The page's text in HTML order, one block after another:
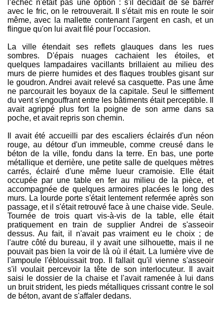
l’échec n'était pas une option : s'il décidait de se barrer
avec le fric, on le retrouverait. Il s'était mis en route le soir
même, avec la mallette contenant l'argent en cash, et un
flingue qu'on lui avait filé pour l'occasion.
La ville étendait ses reflets glauques dans les rues
sombres. D'épais nuages cachaient les étoiles, et
quelques lampadaires vacillants brillaient au milieu des
murs de pierre humides et des flaques troubles gisant sur
le goudron. Andrei avait relevé sa casquette. Pas une âme
ne parcourait les boyaux de la capitale. Seul le sifflement
du vent s'engouffrant entre les bâtiments était perceptible. Il
avait agrippé plus fort la poigne de son arme dans sa
poche, et avait repris son chemin.
Il avait été accueilli par des escaliers éclairés d'un néon
rouge, au détour d'un immeuble, comme creusé dans le
béton de la ville, fondu dans la terre. En bas, une porte
métallique et derrière, une petite salle de quelques mètres
carrés, éclairé d'une même lueur cramoisie. Elle était
occupée par une table en fer au milieu de la pièce, et
accompagnée de quelques armoires placées le long des
murs. La lourde porte s'était lentement refermée après son
passage, et il s'était retrouvé face à une chaise vide. Seule.
Tournée de trois quart vis-à-vis de la table, elle était
pratiquement en train de supplier Andrei de s'asseoir
dessus. Au fait, il n'avait pas vraiment eu le choix ; de
l'autre côté du bureau, il y avait une silhouette, mais il ne
pouvait pas bien la voir de là où il était. La lumière vive de
l'ampoule l'éblouissait trop. Il fallait qu'il vienne s'asseoir
s'il voulait percevoir la tête de son interlocuteur. Il avait
saisi le dossier de la chaise et l'avait ramenée à lui dans
un bruit strident, les pieds métalliques crissant contre le sol
de béton, avant de s'affaler dedans.